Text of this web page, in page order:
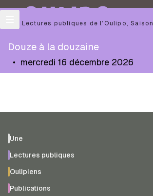
OULIPO
Les Lectures publiques de l’Oulipo ,Saison
Douze à la douzaine
• mercredi 16 décembre 2026
Une
Lectures publiques
Oulipiens
Publications